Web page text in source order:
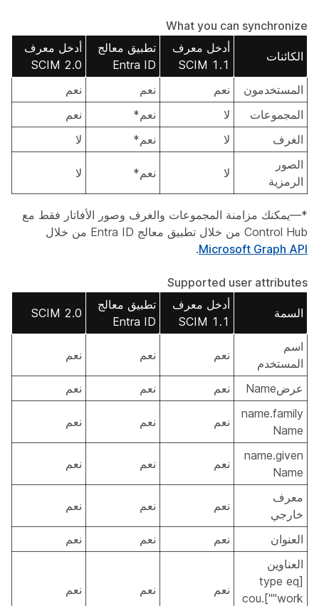
What you can synchronize
الكائنات
أدخل معرف
SCIM 1.1
تطبيق معالج
Entra ID
أدخل معرف
SCIM 2.0
المستخدمون
نعم نعم
نعم
المجموعات
لا نعم*
نعم
الغرف
لا نعم*
لا
الصور
الرمزية
لا نعم* لا
*—يمكنك مزامنة المجموعات والغرف وصور الأفاتار فقط مع
Control Hub من خلال تطبيق معالج Entra ID من خلال
Microsoft Graph API
.
Supported user attributes
السمة
أدخل معرف
SCIM 1.1
تطبيق معالج
Entra ID
SCIM 2.0
اسم
المستخدم
نعم نعم نعم
عرضName نعم نعم
نعم
name.family
Name
نعم نعم نعم
name.given
Name
نعم نعم نعم
معرف
خارجي
نعم نعم نعم
العنوان نعم نعم
نعم
العناوين
[type eq
"work"].cou
نعم نعم نعم